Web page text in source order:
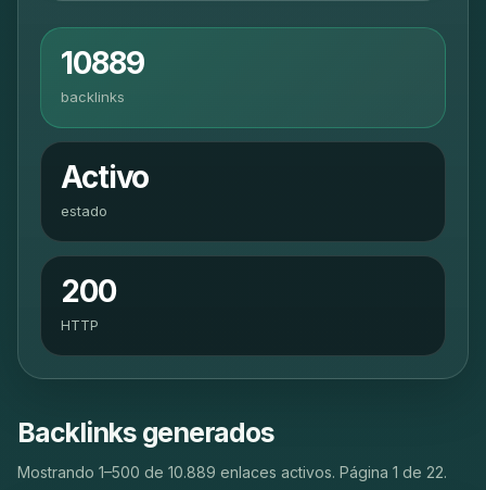
10889
backlinks
Activo
estado
200
HTTP
Backlinks generados
Mostrando 1–500 de 10.889 enlaces activos. Página 1 de 22.